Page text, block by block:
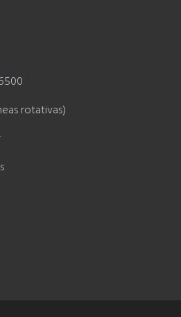
rotativas)